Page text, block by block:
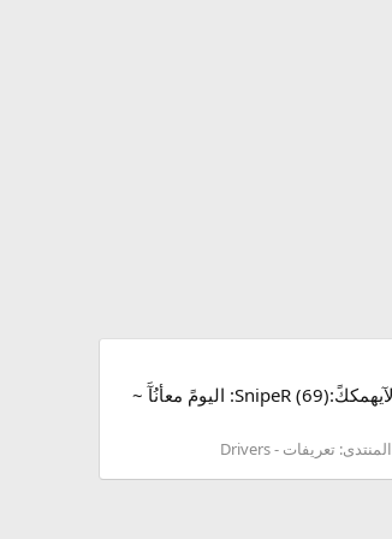
تحميل صور مافي تعريفات ناقصةً بعد اليوم ...... كيًفكمٌ انشالله بخيرً ناقصكً تعريفً مو عارف تجيبةَ , تريد ان تعرف التعريفات الناقصةً بجهآزك ولآيهمككً:SnipeR (69): اليومً معأنُآَ ~
المنتدى: تعريفات - Drivers